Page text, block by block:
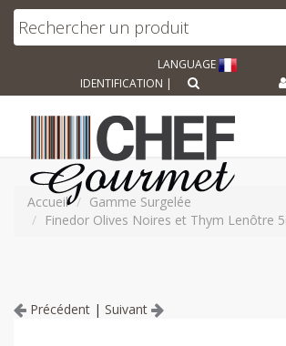
LANGUAGE
IDENTIFICATION |
Accueil
Gamme Surgelée
Finedor Olives Noires et Thym Lenôtre
Précédent | Suivant